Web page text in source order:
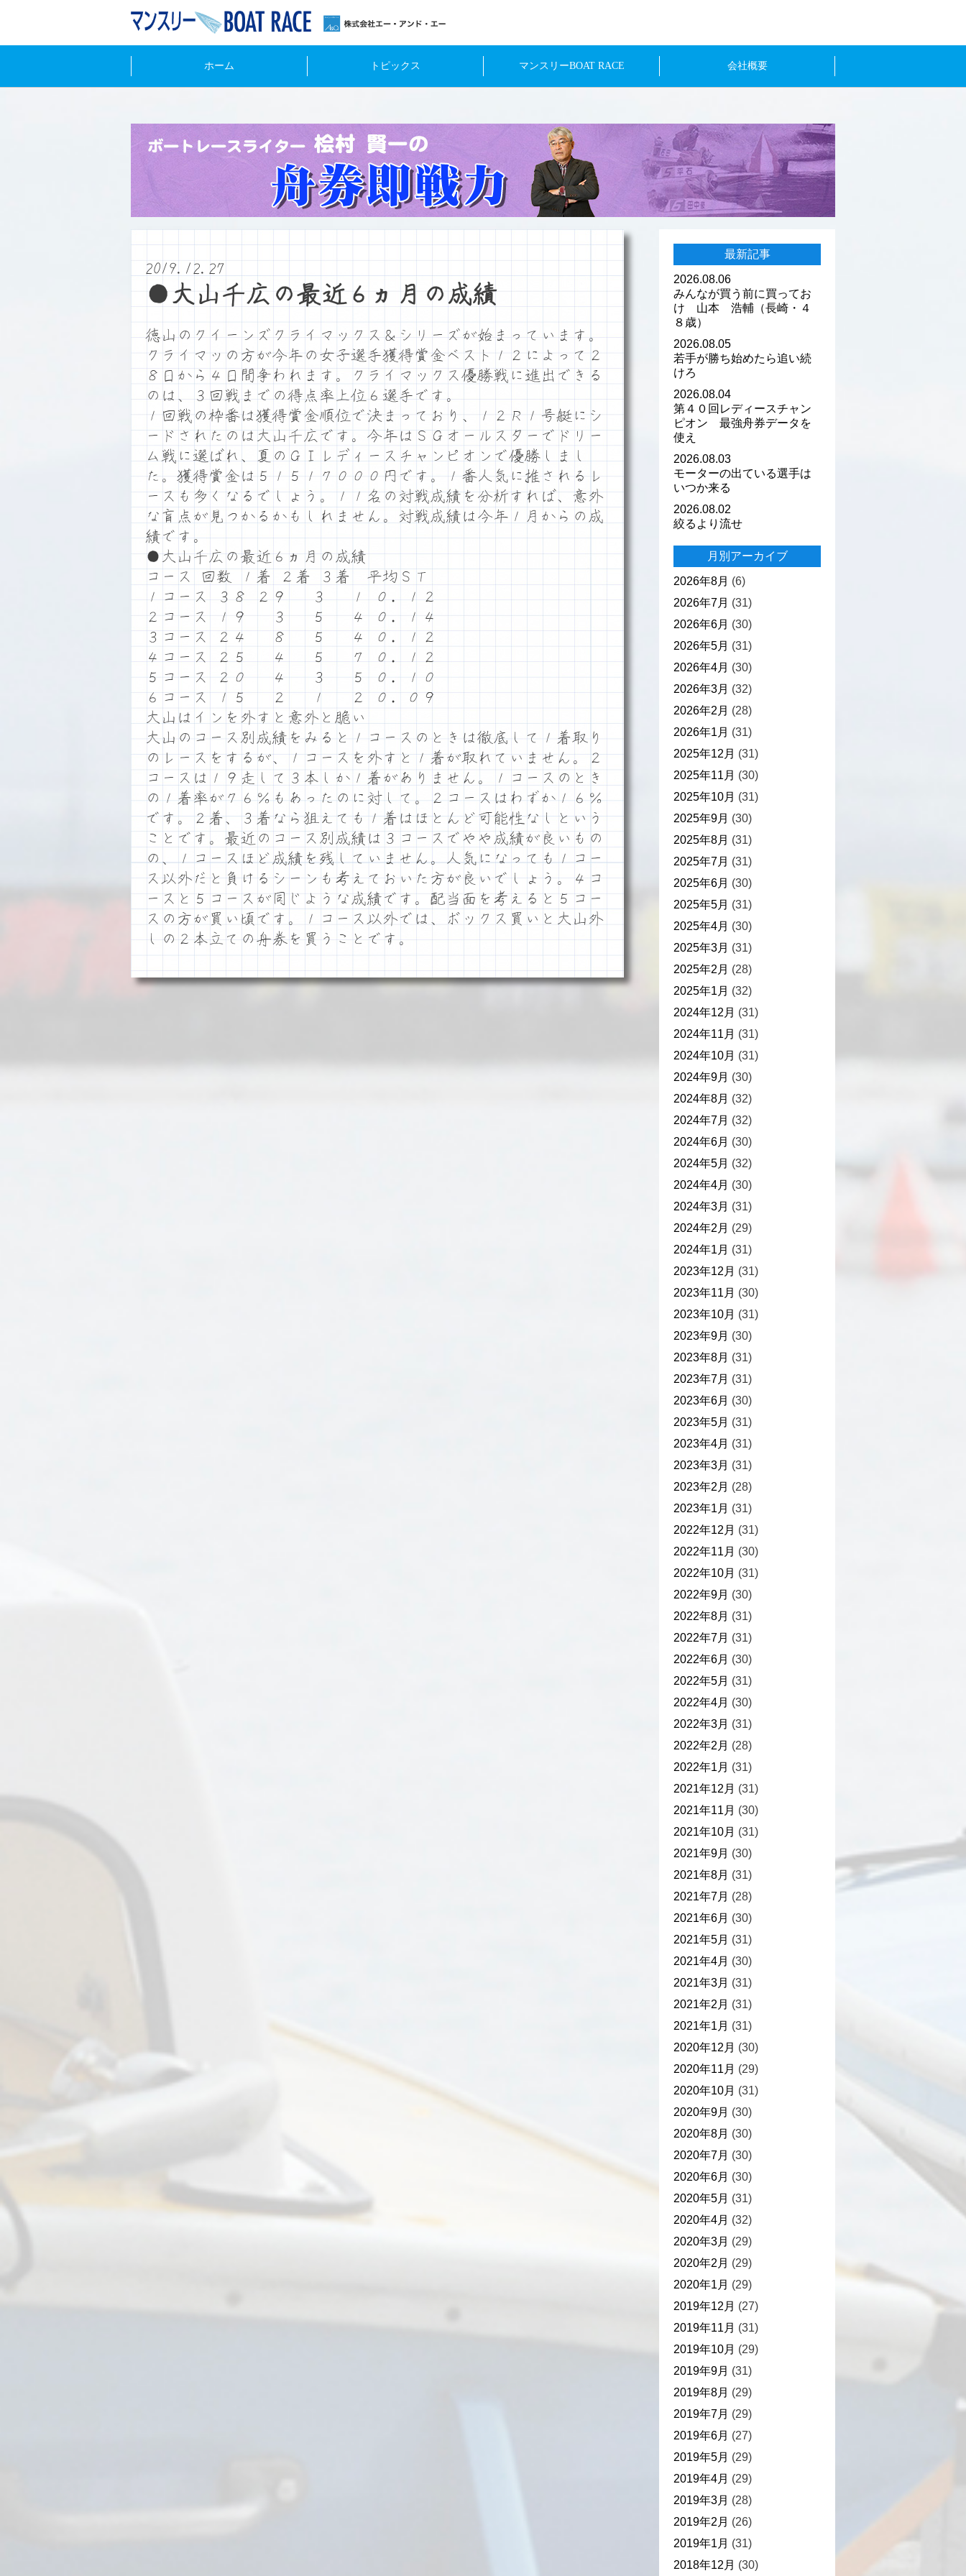
ホーム トピックス マンスリーBOAT RACE 会社概要
2019.12.27
●大山千広の最近６ヵ月の成績
徳山のクイーンズクライマックス＆シリーズが始まっています。
クライマッの方が今年の女子選手獲得賞金ベスト１２によって２
８日から４日間争われます。クライマックス優勝戦に進出できる
のは、３回戦までの得点率上位６選手です。
１回戦の枠番は獲得賞金順位で決まっており、１２Ｒ１号艇にシ
ードされたのは大山千広です。今年はＳＧオールスターでドリー
ム戦に選ばれ、夏のＧⅠレディースチャンピオンで優勝しまし
た。獲得賞金は５１５１７０００円です。１番人気に推されるレ
ースも多くなるでしょう。１１名の対戦成績を分析すれば、意外
な盲点が見つかるかもしれません。対戦成績は今年１月からの成
績です。
●大山千広の最近６ヵ月の成績
コース 回数 １着 ２着 ３着 平均ＳＴ
１コース ３８ ２９ ３ １ ０．１２
２コース １９ ３ ５ ４ ０．１４
３コース ２４ ８ ５ ４ ０．１２
４コース ２５ ４ ５ ７ ０．１２
５コース ２０ ４ ３ ５ ０．１０
６コース １５ ２ １ ２ ０．０９
大山はインを外すと意外と脆い
大山のコース別成績をみると１コースのときは徹底して１着取り
のレースをするが、１コースを外すと１着が取れていません。２
コースは１９走して３本しか１着がありません。１コースのとき
の１着率が７６％もあったのに対して。２コースはわずか１６％
です。２着、３着なら狙えても１着はほとんど可能性なしという
ことです。最近のコース別成績は３コースでやや成績が良いもの
の、１コースほど成績を残していません。人気になっても１コー
ス以外だと負けるシーンも考えておいた方が良いでしょう。４コ
ースと５コースが同じような成績です。配当面を考えると５コー
スの方が買い頃です。１コース以外では、ボックス買いと大山外
しの２本立ての舟券を買うことです。
最新記事
2026.08.06
みんなが買う前に買ってお
け 山本 浩輔（長崎・４
８歳）
2026.08.05
若手が勝ち始めたら追い続
けろ
2026.08.04
第４０回レディースチャン
ピオン 最強舟券データを
使え
2026.08.03
モーターの出ている選手は
いつか来る
2026.08.02
絞るより流せ
月別アーカイブ
2026年8月 (6)
2026年7月 (31)
2026年6月 (30)
2026年5月 (31)
2026年4月 (30)
2026年3月 (32)
2026年2月 (28)
2026年1月 (31)
2025年12月 (31)
2025年11月 (30)
2025年10月 (31)
2025年9月 (30)
2025年8月 (31)
2025年7月 (31)
2025年6月 (30)
2025年5月 (31)
2025年4月 (30)
2025年3月 (31)
2025年2月 (28)
2025年1月 (32)
2024年12月 (31)
2024年11月 (31)
2024年10月 (31)
2024年9月 (30)
2024年8月 (32)
2024年7月 (32)
2024年6月 (30)
2024年5月 (32)
2024年4月 (30)
2024年3月 (31)
2024年2月 (29)
2024年1月 (31)
2023年12月 (31)
2023年11月 (30)
2023年10月 (31)
2023年9月 (30)
2023年8月 (31)
2023年7月 (31)
2023年6月 (30)
2023年5月 (31)
2023年4月 (31)
2023年3月 (31)
2023年2月 (28)
2023年1月 (31)
2022年12月 (31)
2022年11月 (30)
2022年10月 (31)
2022年9月 (30)
2022年8月 (31)
2022年7月 (31)
2022年6月 (30)
2022年5月 (31)
2022年4月 (30)
2022年3月 (31)
2022年2月 (28)
2022年1月 (31)
2021年12月 (31)
2021年11月 (30)
2021年10月 (31)
2021年9月 (30)
2021年8月 (31)
2021年7月 (28)
2021年6月 (30)
2021年5月 (31)
2021年4月 (30)
2021年3月 (31)
2021年2月 (31)
2021年1月 (31)
2020年12月 (30)
2020年11月 (29)
2020年10月 (31)
2020年9月 (30)
2020年8月 (30)
2020年7月 (30)
2020年6月 (30)
2020年5月 (31)
2020年4月 (32)
2020年3月 (29)
2020年2月 (29)
2020年1月 (29)
2019年12月 (27)
2019年11月 (31)
2019年10月 (29)
2019年9月 (31)
2019年8月 (29)
2019年7月 (29)
2019年6月 (27)
2019年5月 (29)
2019年4月 (29)
2019年3月 (28)
2019年2月 (26)
2019年1月 (31)
2018年12月 (30)